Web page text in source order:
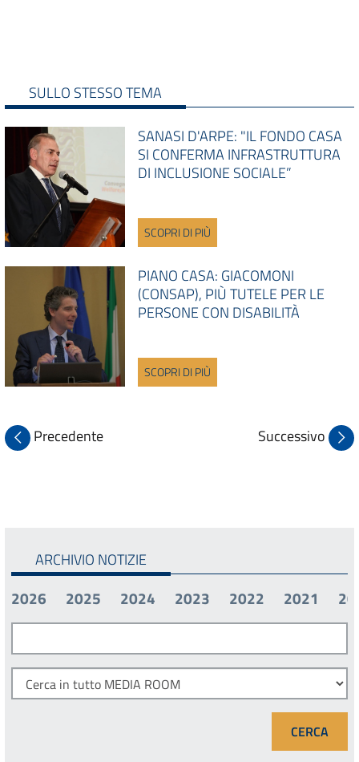
SULLO STESSO TEMA
SANASI D'ARPE: "IL FONDO CASA
SI CONFERMA INFRASTRUTTURA
DI INCLUSIONE SOCIALE”
SCOPRI DI PIÙ
PIANO CASA: GIACOMONI
(CONSAP), PIÙ TUTELE PER LE
PERSONE CON DISABILITÀ
SCOPRI DI PIÙ
Precedente Successivo
ARCHIVIO NOTIZIE
2026
2025 2024 2023 2022 2021